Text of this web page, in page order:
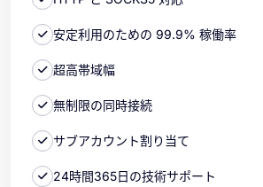
安定利用のための 99.9% 稼働率
超高帯域幅
無制限の同時接続
サブアカウント割り当て
24時間365日の技術サポート